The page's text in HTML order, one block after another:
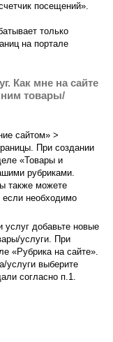
посещений».
только
на портале
Как мне на сайте
ним товары/
сайтом» >
При создании
«Товары и
рубриками.
также можете
если необходимо
услуг добавьте новые
услуги. При
«Рубрика на сайте».
услуги выберите
согласно п.1.